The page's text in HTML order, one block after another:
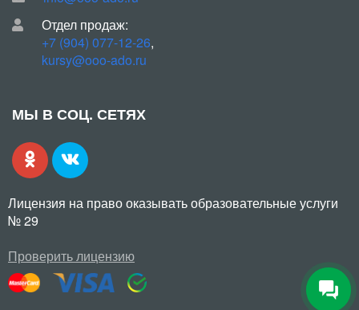
Отдел продаж:
+7 (904) 077-12-26,
kursy@ooo-ado.ru
МЫ В СОЦ. СЕТЯХ
Лицензия на право оказывать образовательные услуги
№ 29
Проверить лицензию